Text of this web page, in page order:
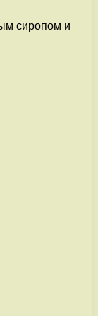
сиропом и